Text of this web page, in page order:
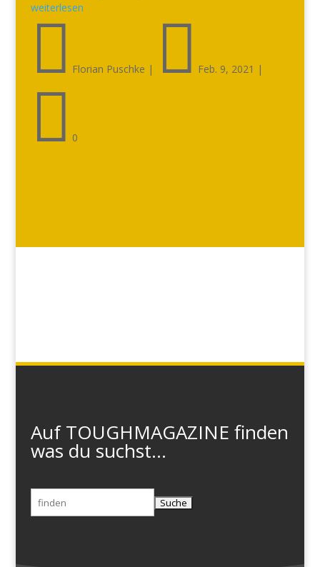
weiterlesen
 Florian Puschke |  Feb. 9, 2021 |
 0
Auf TOUGHMAGAZINE finden
was du suchst...
Suchen
nach: